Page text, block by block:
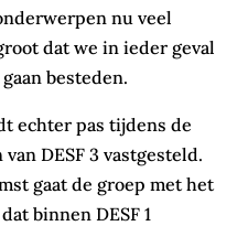
nu veel
dat we in ieder geval
besteden.
echter pas tijdens de
DESF 3 vastgesteld.
gaat de groep met het
binnen DESF 1